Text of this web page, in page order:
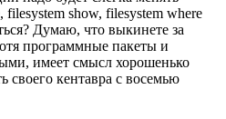
show, filesystem where
Думаю, что выкинете за
программные пакеты и
имеет смысл хорошенько
своего кентавра с восемью